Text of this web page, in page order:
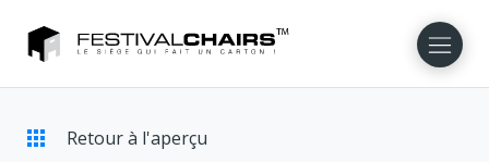
NL EN
Retour à l'aperçu